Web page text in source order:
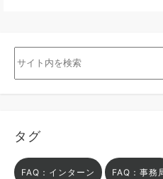
タグ
FAQ：インターン FAQ：事務